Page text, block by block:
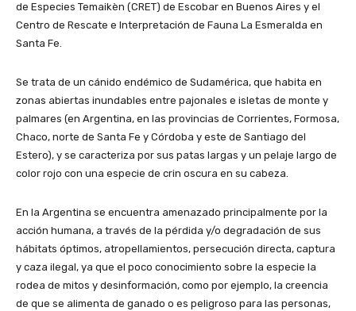
de Especies Temaikèn (CRET) de Escobar en Buenos Aires y el
Centro de Rescate e Interpretación de Fauna La Esmeralda en
Santa Fe.
Se trata de un cánido endémico de Sudamérica, que habita en
zonas abiertas inundables entre pajonales e isletas de monte y
palmares (en Argentina, en las provincias de Corrientes, Formosa,
Chaco, norte de Santa Fe y Córdoba y este de Santiago del
Estero), y se caracteriza por sus patas largas y un pelaje largo de
color rojo con una especie de crin oscura en su cabeza.
En la Argentina se encuentra amenazado principalmente por la
acción humana, a través de la pérdida y/o degradación de sus
hábitats óptimos, atropellamientos, persecución directa, captura
y caza ilegal, ya que el poco conocimiento sobre la especie la
rodea de mitos y desinformación, como por ejemplo, la creencia
de que se alimenta de ganado o es peligroso para las personas,